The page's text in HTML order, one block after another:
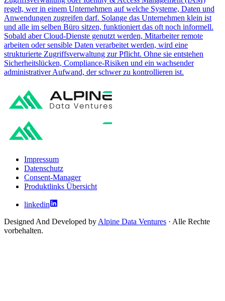
regelt, wer in einem Unternehmen auf welche Systeme, Daten und
Anwendungen zugreifen darf. Solange das Unternehmen klein ist
und alle im selben Büro sitzen, funktioniert das oft noch informell.
Sobald aber Cloud-Dienste genutzt werden, Mitarbeiter remote
arbeiten oder sensible Daten verarbeitet werden, wird eine
strukturierte Zugriffsverwaltung zur Pflicht. Ohne sie entstehen
Sicherheitslücken, Compliance-Risiken und ein wachsender
administrativer Aufwand, der schwer zu kontrollieren ist.
Impressum
Datenschutz
Consent-Manager
Produktlinks Übersicht
linkedin
Designed And Developed by Alpine Data Ventures · Alle Rechte
vorbehalten.